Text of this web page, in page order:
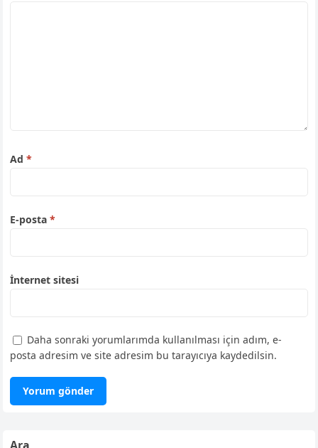
Ad*
E-posta*
İnternet sitesi
Daha sonraki yorumlarımda kullanılması için adım, e-
posta adresim ve site adresim bu tarayıcıya kaydedilsin.